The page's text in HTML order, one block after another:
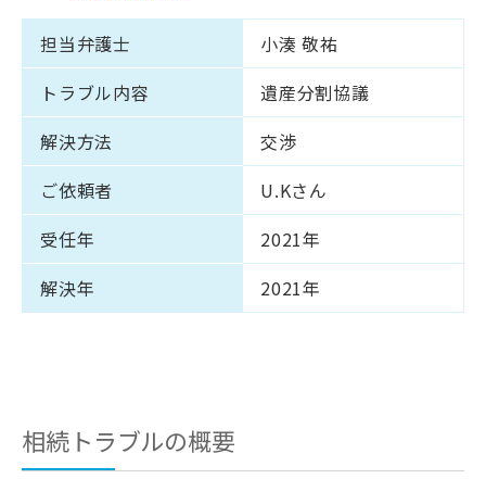
担当弁護士
小湊 敬祐
トラブル内容
遺産分割協議
解決方法
交渉
ご依頼者
U.Kさん
受任年
2021年
解決年
2021年
相続トラブルの概要